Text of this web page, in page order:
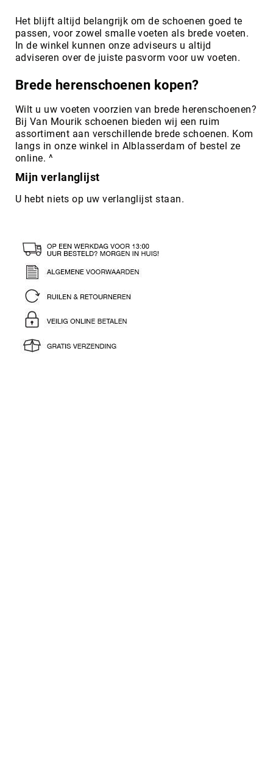
Het blijft altijd belangrijk om de schoenen goed te
passen, voor zowel smalle voeten als brede voeten.
In de winkel kunnen onze adviseurs u altijd
adviseren over de juiste pasvorm voor uw voeten.
Brede herenschoenen kopen?
Wilt u uw voeten voorzien van brede herenschoenen?
Bij Van Mourik schoenen bieden wij een ruim
assortiment aan verschillende brede schoenen. Kom
langs in onze winkel in Alblasserdam of bestel ze
online. ^
Mijn verlanglijst
U hebt niets op uw verlanglijst staan.